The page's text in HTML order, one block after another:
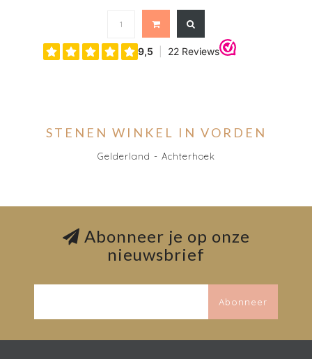
STENEN WINKEL IN VORDEN
Gelderland - Achterhoek
Abonneer je op onze
nieuwsbrief
Abonneer